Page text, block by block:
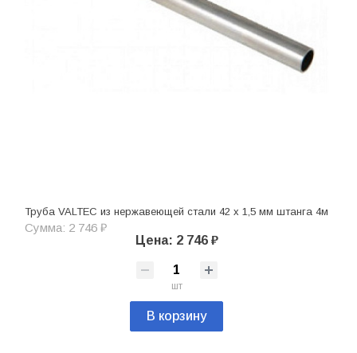
Труба VALTEC из нержавеющей стали 42 х 1,5 мм штанга 4м
Сумма: 2 746 ₽
Цена: 2 746 ₽
шт
В корзину